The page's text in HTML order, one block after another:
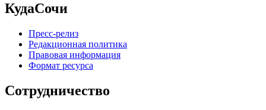
КудаСочи
Пресс-релиз
Редакционная политика
Правовая информация
Формат ресурса
Сотрудничество